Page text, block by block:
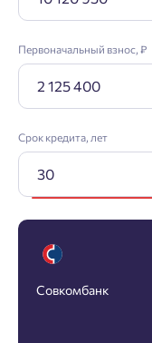
Первоначальный взнос, ₽
Срок кредита, лет
Совкомбанк
Заявка на